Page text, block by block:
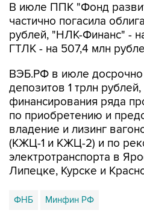
В июле ППК "Фонд
частично погасила
рублей, "НЛК-Финанс" -
ГТЛК - на 507,4 млн
ВЭБ.РФ в июле досрочно
депозитов 1 трлн
финансирования ряда
по приобретению и
владение и лизинг
(КЖЦ-1 и КЖЦ-2) и по
электротранспорта в
Липецке, Курске и
ФНБ Минфин РФ